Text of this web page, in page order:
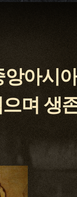
아시
며 생